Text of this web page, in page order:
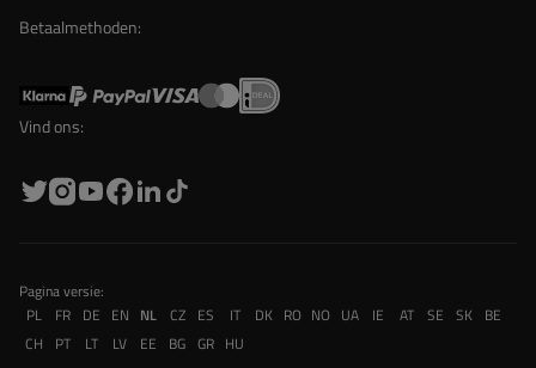
Betaalmethoden:
Vind ons:
Pagina versie:
PL
FR DE EN NL CZ ES IT DK RO NO UA IE AT SE SK BE
CH
PT LT LV EE BG GR HU